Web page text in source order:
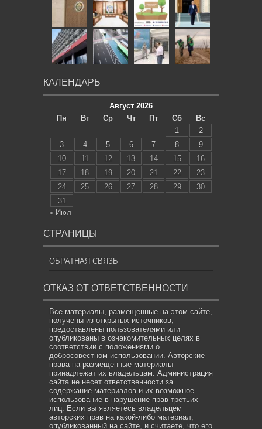
КАЛЕНДАРЬ
Август 2026
Пн
Вт Ср Чт Пт Сб
Вс
1
2
3
4 5 6 7 8
9
10
11 12 13 14 15
16
17
18 19 20 21 22
23
24
25 26 27 28 29
30
31
« Июл
СТРАНИЦЫ
ОБРАТНАЯ СВЯЗЬ
ОТКАЗ ОТ ОТВЕТСТВЕННОСТИ
Все материалы, размещенные на этом сайте,
получены из открытых источников,
предоставлены пользователями или
опубликованы в ознакомительных целях в
соответствии с положениями о
добросовестном использовании. Авторские
права на размещенные материалы
принадлежат их владельцам. Администрация
сайта не несет ответственности за
содержание материалов и их возможное
использование в нарушение прав третьих
лиц. Если вы являетесь владельцем
авторских прав на какой-либо материал,
опубликованный на сайте, и считаете, что его